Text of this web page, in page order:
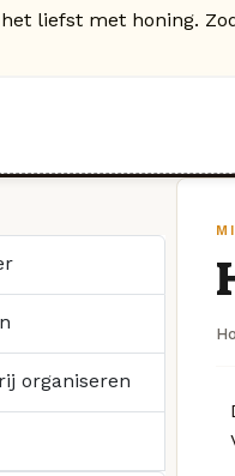
organiseren
het liefst met honing.